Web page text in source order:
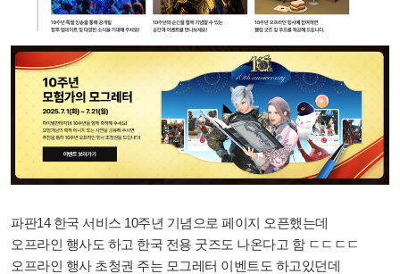
파판14 한국 서비스 10주년 기념으로 페이지 오픈했는데
오프라인 행사도 하고 한국 전용 굿즈도 나온다고 함 ㄷㄷㄷㄷ
오프라인 행사 초청권 주는 모그레터 이벤트도 하고있던데